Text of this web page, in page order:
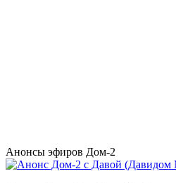
Анонсы эфиров Дом-2